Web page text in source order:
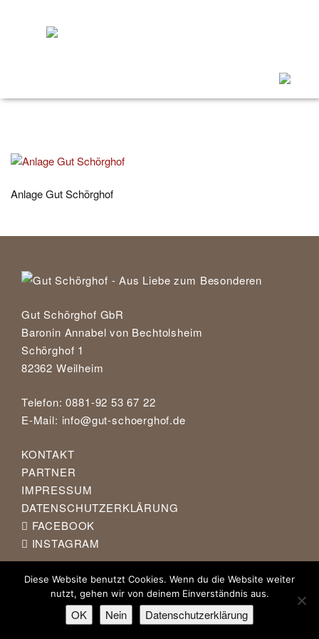
Menü
Anlage Gut Schörghof
Gut Schörghof GbR
Baronin Annabel von Bechtolsheim
Schörghof 1
82362 Weilheim
Telefon: 0881-92 53 67 22
E-Mail: info@gut-schoerghof.de
KONTAKT
PARTNER
IMPRESSUM
DATENSCHUTZERKLÄRUNG
FACEBOOK
INSTAGRAM
Diese Website benutzt Cookies. Wenn du die Website weiter
nutzt, gehen wir von deinem Einverständnis aus.
OK Nein Datenschutzerklärung